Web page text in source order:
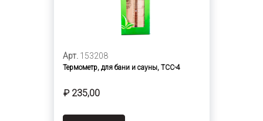
Арт. 153208
Термометр, для бани и сауны, ТСС-4
₽ 235,00